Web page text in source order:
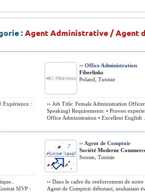
:Agent Administrative / Agent
Expérience :
›› Office Administration
Fiberlinks
Poland, Tunisie
›› Job Title: Female Administration
Speaking) Requirements: • Proven
Office Administration • Excellent English ...
SIVP :
›› Agent de Comptoir
Société Moderne
Sousse, Tunisie
›› Dans le cadre du renforcement de
Agent de Comptoir débutant, souhaitant